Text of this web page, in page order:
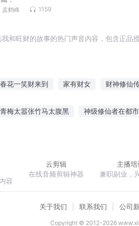
孟鹤峰 1159
和旺财的故事的热门声音内容，包含正品
春花一笑财来到 家有财女 财神修仙
青梅太嚣张竹马太腹黑 神级修仙者在都市
容
云剪辑
在线音频剪辑神器
主播培
兼职副业，
关于我们 联系我们 公司
Copyright © 2012-2026